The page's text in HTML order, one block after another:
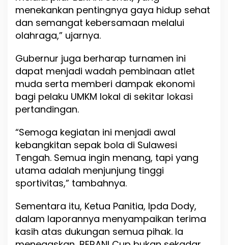
k
a
menekankan pentingnya gaya hidup sehat
dan semangat kebersamaan melalui
olahraga,” ujarnya.
Gubernur juga berharap turnamen ini
dapat menjadi wadah pembinaan atlet
muda serta memberi dampak ekonomi
bagi pelaku UMKM lokal di sekitar lokasi
pertandingan.
“Semoga kegiatan ini menjadi awal
kebangkitan sepak bola di Sulawesi
Tengah. Semua ingin menang, tapi yang
utama adalah menjunjung tinggi
sportivitas,” tambahnya.
Sementara itu, Ketua Panitia, Ipda Dody,
dalam laporannya menyampaikan terima
kasih atas dukungan semua pihak. Ia